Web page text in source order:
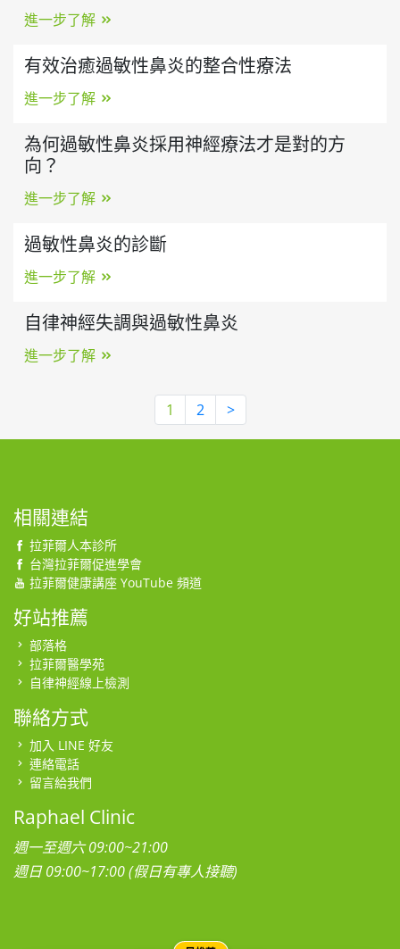
進一步了解
有效治癒過敏性鼻炎的整合性療法
進一步了解
為何過敏性鼻炎採用神經療法才是對的方
向？
進一步了解
過敏性鼻炎的診斷
進一步了解
自律神經失調與過敏性鼻炎
進一步了解
1 2 >
相關連結
拉菲爾人本診所
台灣拉菲爾促進學會
拉菲爾健康講座 YouTube 頻道
好站推薦
部落格
拉菲爾醫學苑
自律神經線上檢測
聯絡方式
加入 LINE 好友
連絡電話
留言給我們
Raphael Clinic
週一至週六 09:00~21:00
週日 09:00~17:00 (假日有專人接聽)